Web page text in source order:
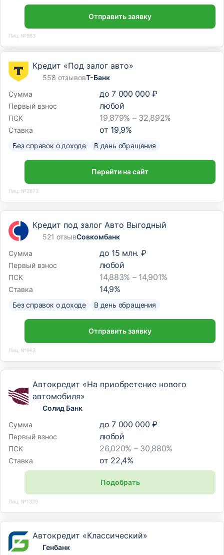
Отправить заявку
Лиц. №963
Кредит «Под залог авто»
558 отзывовТ-Банк
Сумма
до 7 000 000 ₽
Первый взнос любой
ПСК 19,879% – 32,892%
Ставка от 19,9%
Без справок о доходе В день обращения
Перейти на сайт
Лиц. №2673
Кредит под залог Авто Выгодный
521 отзывСовкомбанк
Сумма
до 15 млн. ₽
Первый взнос любой
ПСК 14,883% – 14,901%
Ставка 14,9%
Без справок о доходе В день обращения
Отправить заявку
Лиц. №963
Автокредит «На приобретение нового
автомобиля»
Солид Банк
Сумма
до 7 000 000 ₽
Первый взнос любой
ПСК 26,020% – 30,880%
Ставка от 22,4%
Подобрать
Лиц. №1329
Автокредит «Классический»
Генбанк